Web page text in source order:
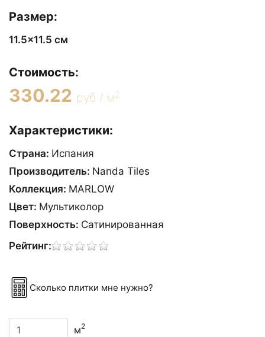
Размер:
11.5x11.5 см
Стоимость:
330.22 руб / м2
Характеристики:
Страна: Испания
Производитель: Nanda Tiles
Коллекция: MARLOW
Цвет: Мультиколор
Поверхность: Сатинированная
Рейтинг:
Сколько плитки мне нужно?
м2